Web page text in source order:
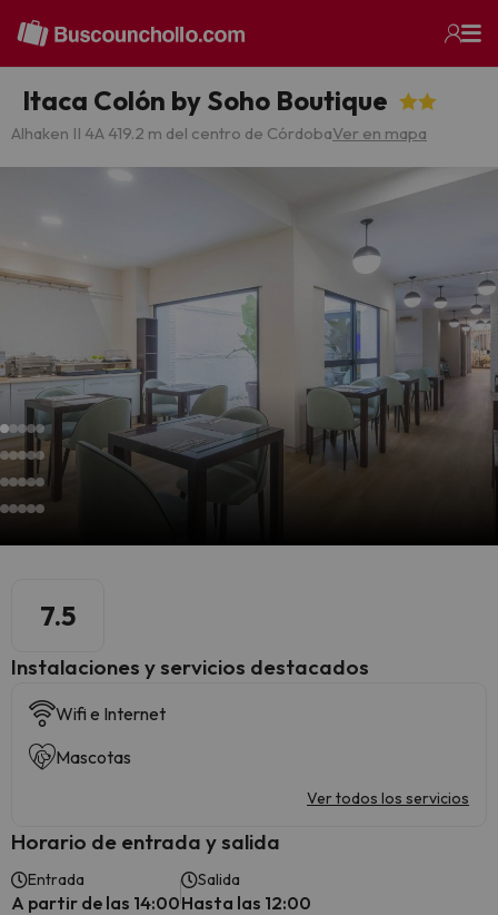
Itaca Colón by Soho Boutique
Alhaken II 4A 419.2 m del centro de CórdobaVer en mapa
7.5
Instalaciones y servicios destacados
Wifi e Internet
Mascotas
Ver todos los servicios
Horario de entrada y salida
Entrada
A partir de las 14:00
Salida
Hasta las 12:00